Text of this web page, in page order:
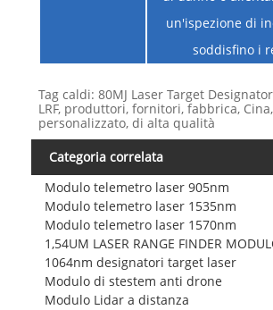
un'ispezione di
soddisfino i
Tag caldi: 80MJ Laser Target
LRF, produttori, fornitori, fabbrica,
personalizzato, di alta qualità
Categoria correlata
Modulo telemetro laser 905nm
Modulo telemetro laser 1535nm
Modulo telemetro laser 1570nm
1,54UM LASER RANGE FINDER
1064nm designatori target laser
Modulo di stestem anti drone
Modulo Lidar a distanza